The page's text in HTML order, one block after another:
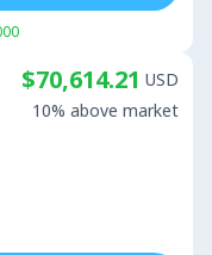
$70,614.21 USD
10% above market